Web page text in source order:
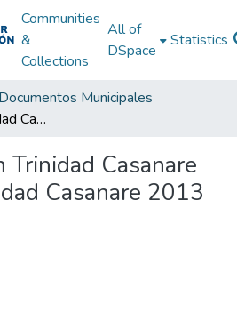
Communities
&
Collections
All of
DSpace
Statistics
Documentos Municipales
Plan de Acción Trinidad Casanare 2013: PA Trinidad Casanare 2013
Trinidad Casanare
Casanare 2013